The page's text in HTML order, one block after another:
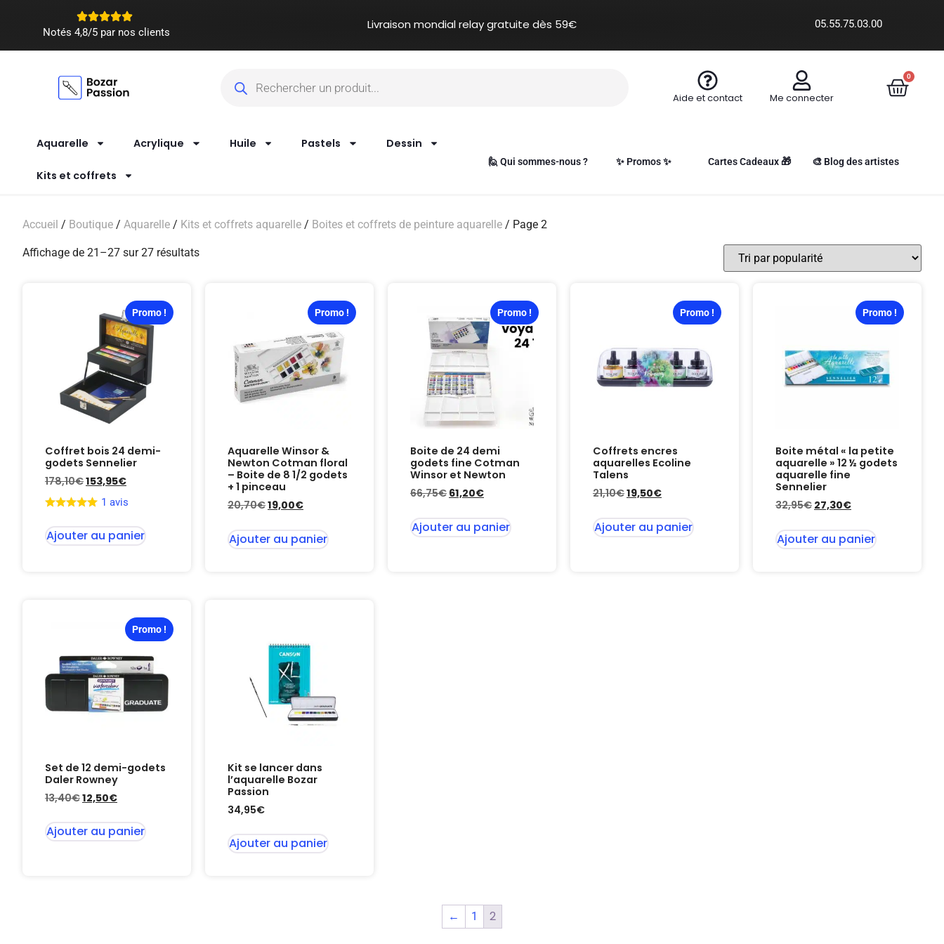
Notés 4,8/5 par nos clients
Livraison mondial relay gratuite dès 59€ 05.55.75.03.00
Aide et contact Me connecter
0
Aquarelle Acrylique Huile Pastels Dessin
Kits et coffrets
🙋 Qui sommes-nous ? ✨ Promos ✨ Cartes Cadeaux 🎁 🎨 Blog des artistes
Accueil / Boutique / Aquarelle / Kits et coffrets aquarelle / Boites et coffrets de peinture aquarelle / Page 2
Affichage de 21–27 sur 27 résultats
Promo !
Coffret bois 24 demi-
godets Sennelier
178,10€153,95€
1 avis
Ajouter au panier
Promo !
Aquarelle Winsor &
Newton Cotman floral
– Boite de 8 1/2 godets
+ 1 pinceau
20,70€19,00€
Ajouter au panier
Promo !
Boite de 24 demi
godets fine Cotman
Winsor et Newton
66,75€ 61,20€
Ajouter au panier
Promo !
Coffrets encres
aquarelles Ecoline
Talens
21,10€19,50€
Ajouter au panier
Promo !
Boite métal « la petite
aquarelle » 12 ½ godets
aquarelle fine
Sennelier
32,95€ 27,30€
Ajouter au panier
Promo !
Set de 12 demi-godets
Daler Rowney
13,40€12,50€
Ajouter au panier
Kit se lancer dans
l’aquarelle Bozar
Passion
34,95€
Ajouter au panier
← 1 2